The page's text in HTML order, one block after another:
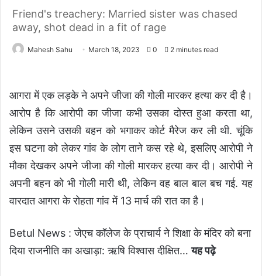
Friend's treachery: Married sister was chased
away, shot dead in a fit of rage
Mahesh Sahu March 18, 2023 0 2 minutes read
आगरा में एक लड़के ने अपने जीजा की गोली मारकर हत्या कर दी है।
आरोप है कि आरोपी का जीजा कभी उसका दोस्त हुआ करता था,
लेकिन उसने उसकी बहन को भगाकर कोर्ट मैरेज कर ली थी. चूंकि
इस घटना को लेकर गांव के लोग ताने कस रहे थे, इसलिए आरोपी ने
मौका देखकर अपने जीजा की गोली मारकर हत्या कर दी। आरोपी ने
अपनी बहन को भी गोली मारी थी, लेकिन वह बाल बाल बच गई. यह
वारदात आगरा के रोहता गांव में 13 मार्च की रात का है।
Betul News : जेएच कॉलेज के प्राचार्य ने शिक्षा के मंदिर को बना
दिया राजनीति का अखाड़ा: ऋषि विश्वास दीक्षित…यह पढ़े